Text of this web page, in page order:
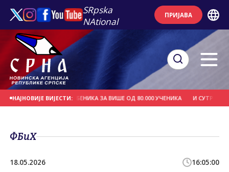
SRpska
NAtional
ПРИЈАВА
НАЈНОВИЈЕ ВИЈЕСТИ:
БЕСПЛАТНИХ УЏБЕНИКА ЗА ВИШЕ ОД 80.000 УЧЕНИКА И СУТРА ВРУЋЕ,
ФБиХ
18.05.2026 16:05:00